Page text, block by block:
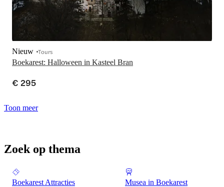
Boekarest: Halloween in Kasteel Bran
Nieuw Tours
€ 295
Toon meer
Zoek op thema
Boekarest Attracties Musea in Boekarest